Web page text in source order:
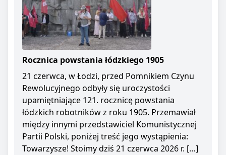
Rocznica powstania łódzkiego 1905
21 czerwca, w Łodzi, przed Pomnikiem Czynu
Rewolucyjnego odbyły się uroczystości
upamiętniające 121. rocznicę powstania
łódzkich robotników z roku 1905. Przemawiał
między innymi przedstawiciel Komunistycznej
Partii Polski, poniżej treść jego wystąpienia:
Towarzysze! Stoimy dziś 21 czerwca 2026 r. […]